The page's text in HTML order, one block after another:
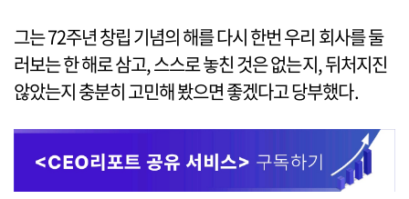
그는 72주년 창립 기념의 해를 다시 한번 우리 회사를 둘
러보는 한 해로 삼고, 스스로 놓친 것은 없는지, 뒤처지진
않았는지 충분히 고민해 봤으면 좋겠다고 당부했다.